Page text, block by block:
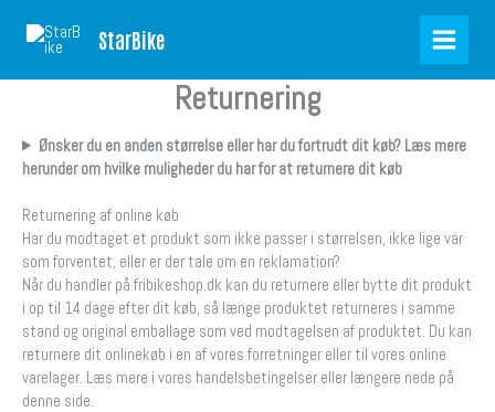
content
StarBike
Returnering
Ønsker du en anden størrelse eller har du fortrudt dit køb? Læs mere
herunder om hvilke muligheder du har for at returnere dit køb
Returnering af online køb
Har du modtaget et produkt som ikke passer i størrelsen, ikke lige var
som forventet, eller er der tale om en reklamation?
Når du handler på fribikeshop.dk kan du returnere eller bytte dit produkt
i op til 14 dage efter dit køb, så længe produktet returneres i samme
stand og original emballage som ved modtagelsen af produktet. Du kan
returnere dit onlinekøb i en af vores forretninger eller til vores online
varelager. Læs mere i vores handelsbetingelser eller længere nede på
denne side.